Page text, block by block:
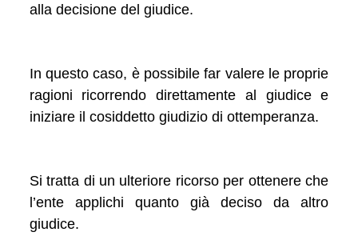
alla decisione del giudice.
In questo caso, è possibile far valere le proprie
ragioni ricorrendo direttamente al giudice e
iniziare il cosiddetto giudizio di ottemperanza.
Si tratta di un ulteriore ricorso per ottenere che
l’ente applichi quanto già deciso da altro
giudice.